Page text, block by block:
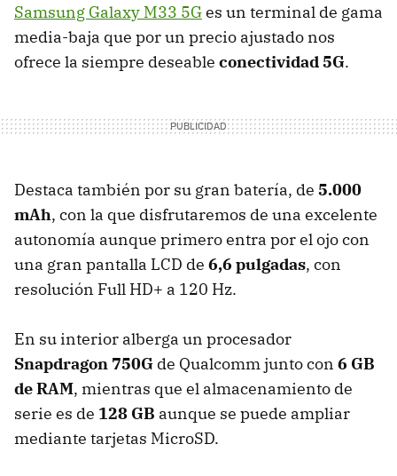
Samsung Galaxy M33 5Ges un terminal de gama
media-baja que por un precio ajustado nos
ofrece la siempre deseable conectividad 5G.
Destaca también por su gran batería, de 5.000
mAh, con la que disfrutaremos de una excelente
autonomía aunque primero entra por el ojo con
una gran pantalla LCD de 6,6 pulgadas, con
resolución Full HD+ a 120 Hz.
En su interior alberga un procesador
Snapdragon 750G de Qualcomm junto con 6 GB
de RAM, mientras que el almacenamiento de
serie es de 128 GB aunque se puede ampliar
mediante tarjetas MicroSD.